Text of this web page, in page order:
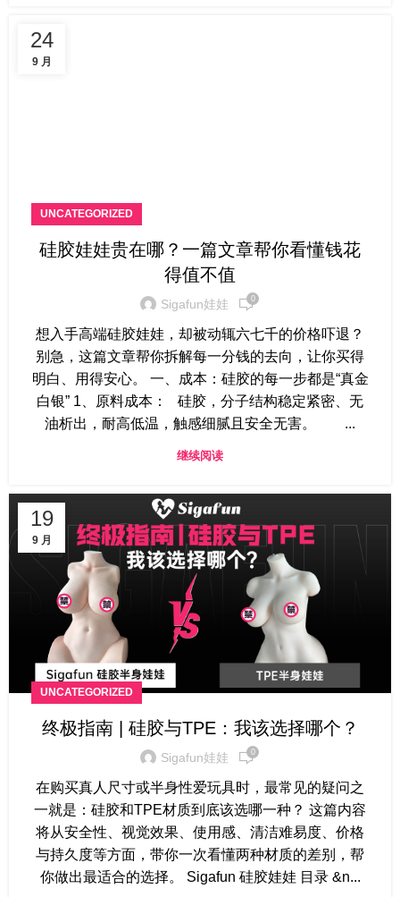
24
9 月
UNCATEGORIZED
硅胶娃娃贵在哪？一篇文章帮你看懂钱花
得值不值
Sigafun娃娃 0
想入手高端硅胶娃娃，却被动辄六七千的价格吓退？
别急，这篇文章帮你拆解每一分钱的去向，让你买得
明白、用得安心。 一、成本：硅胶的每一步都是“真金
白银” 1、原料成本： 硅胶，分子结构稳定紧密、无
油析出，耐高低温，触感细腻且安全无害。 ...
继续阅读
19
9 月
UNCATEGORIZED
终极指南 | 硅胶与TPE：我该选择哪个？
Sigafun娃娃 0
在购买真人尺寸或半身性爱玩具时，最常见的疑问之
一就是：硅胶和TPE材质到底该选哪一种？ 这篇内容
将从安全性、视觉效果、使用感、清洁难易度、价格
与持久度等方面，带你一次看懂两种材质的差别，帮
你做出最适合的选择。 Sigafun 硅胶娃娃 目录 &n...